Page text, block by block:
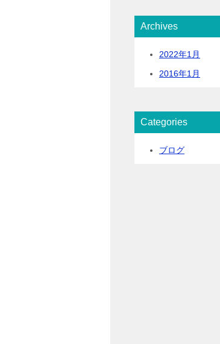
Archives
2022年1月
2016年1月
Categories
ブログ